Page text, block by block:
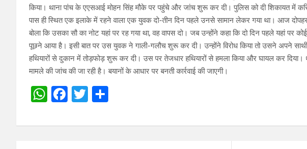
किया। थाना पांच के एएसआई मोहन सिंह मौके पर पहुंचे और जांच शुरू कर दी। पुलिस को दी शिकायत में
पास ही स्थित एक इलाके में रहने वाला एक युवक दो-तीन दिन पहले उनसे सामान लेकर गया था। आज
बोला कि उसका सौ का नोट यहां पर रह गया था, वह वापस दो। जब उन्होंने कहा कि दो दिन पहले यहां पर
पूछने आया है। इसी बात पर उस युवक ने गाली-गलौच शुरू कर दी। उन्होंने विरोध किया तो उसने अपने
हथियारों से दुकान में तोड़फोड़ शुरू कर दी। उस पर तेजधार हथियारों से हमला किया और घायल कर दिया।
मामले की जांच की जा रही है। बयानों के आधार पर बनती कार्रवाई की जाएगी।
W
at
F
ce
T
tt ar